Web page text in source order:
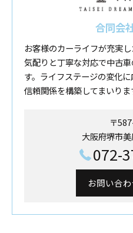
合同会
お客様のカーライフが充実
気配りと丁寧な対応で中古
す。ライフステージの変化
信頼関係を構築してまいりま
〒
大阪府堺市
072-
お問い合